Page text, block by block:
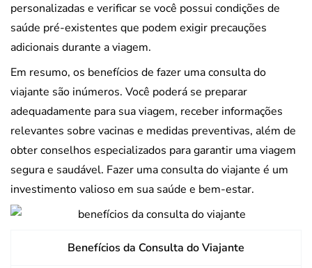
personalizadas e verificar se você possui condições de
saúde pré-existentes que podem exigir precauções
adicionais durante a viagem.
Em resumo, os benefícios de fazer uma consulta do
viajante são inúmeros. Você poderá se preparar
adequadamente para sua viagem, receber informações
relevantes sobre vacinas e medidas preventivas, além de
obter conselhos especializados para garantir uma viagem
segura e saudável. Fazer uma consulta do viajante é um
investimento valioso em sua saúde e bem-estar.
Benefícios da Consulta do Viajante